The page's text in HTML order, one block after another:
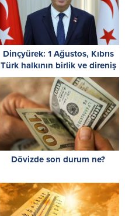
Dinçyürek: 1 Ağustos, Kıbrıs
Türk halkının birlik ve direniş
ruhunun simgesidir
Dövizde son durum ne?